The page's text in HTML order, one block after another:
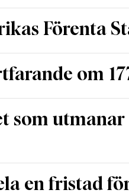
Förenta
om
som utmanar
en fristad